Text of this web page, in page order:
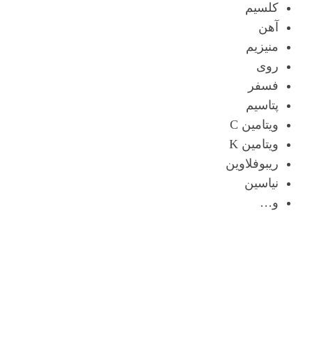
کلسیم
آهن
منیزیم
روی
فسفر
پتاسیم
ویتامین C
ویتامین K
ریبوفلاوین
نیاسین
و…